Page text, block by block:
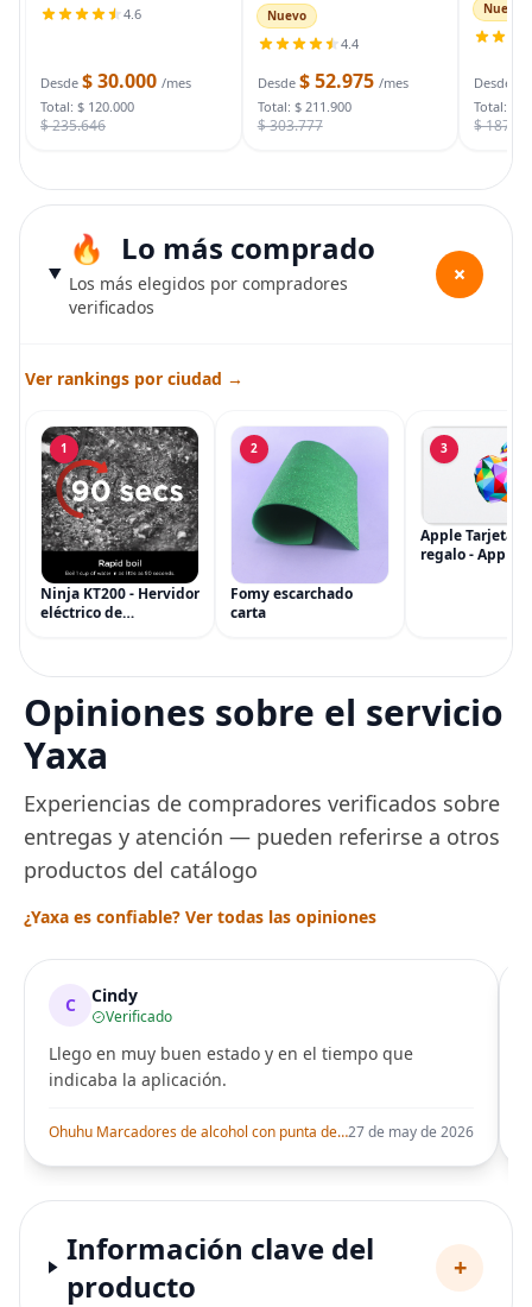
soporte de trípode
portátil para fotos y
con funda de
4.6
Desde $ 30.000 /mes
Total: $ 120.000
$ 235.646
inalámbricas para
exteriores, cámara WiFi 2K
para sistema de
seguridad del hogar,
cámara de vigilancia
Nuevo
4.4
Desde $ 52.975 /mes
Total: $ 211.900
$ 303.777
para
bolsa
Nuevo
Desde
Total: $
$
Lo más comprado
Los más elegidos por compradores
verificados
+
Ver rankings por ciudad →
1
Ninja KT200 - Hervidor
eléctrico de
ajuste de temperatura
de Acero
2
Fomy escarchado
carta
3
Apple Tarjeta
regalo - App
Opiniones sobre el servicio
Yaxa
Experiencias de compradores verificados sobre
entregas y atención — pueden referirse a otros
productos del catálogo
¿Yaxa es confiable? Ver todas las opiniones
C Cindy
Verificado
Llego en muy buen estado y en el tiempo que
indicaba la aplicación.
Ohuhu Marcadores de alcohol con punta de pincel – Juego de marcadores artísticos de doble punta con certificación AP para artistas adultos27 de may de 2026
Información clave del
producto
+